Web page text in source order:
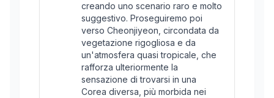
creando uno scenario raro e molto
suggestivo. Proseguiremo poi
verso Cheonjiyeon, circondata da
vegetazione rigogliosa e da
un'atmosfera quasi tropicale, che
rafforza ulteriormente la
sensazione di trovarsi in una
Corea diversa, più morbida nei